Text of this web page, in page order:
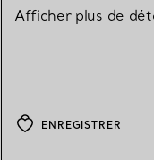
Afficher plus de
ENREGISTRER